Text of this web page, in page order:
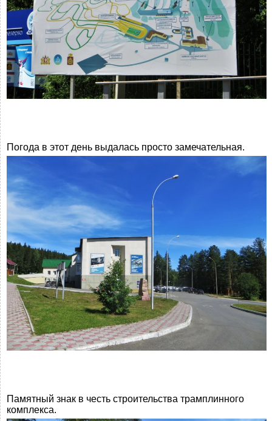
Погода в этот день выдалась просто замечательная.
Памятный знак в честь строительства трамплинного
комплекса.